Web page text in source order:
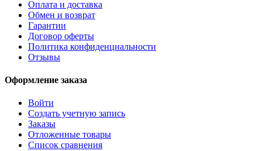
Оплата и доставка
Обмен и возврат
Гарантии
Договор оферты
Политика конфиденциальности
Отзывы
Оформление заказа
Войти
Создать учетную запись
Заказы
Отложенные товары
Список сравнения